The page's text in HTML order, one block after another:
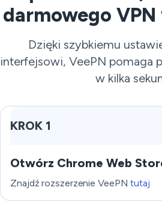
darmowego
Dzięki szybkiemu
interfejsowi, VeePN pomaga
w kilka
KROK 1
Otwórz Chrome Web
Znajdź rozszerzenie VeePNtutaj